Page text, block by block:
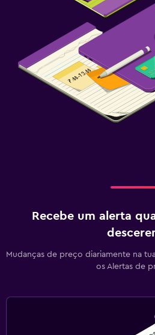
Recebe um alerta
Mudanças de preço diariamente na
os Alertas de